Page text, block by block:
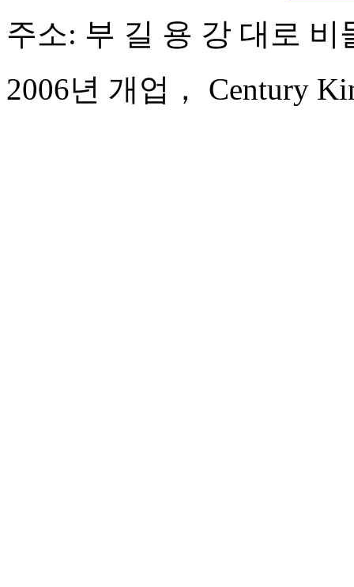
주소: 부 길 용 강 대로
2006년 개업， Century